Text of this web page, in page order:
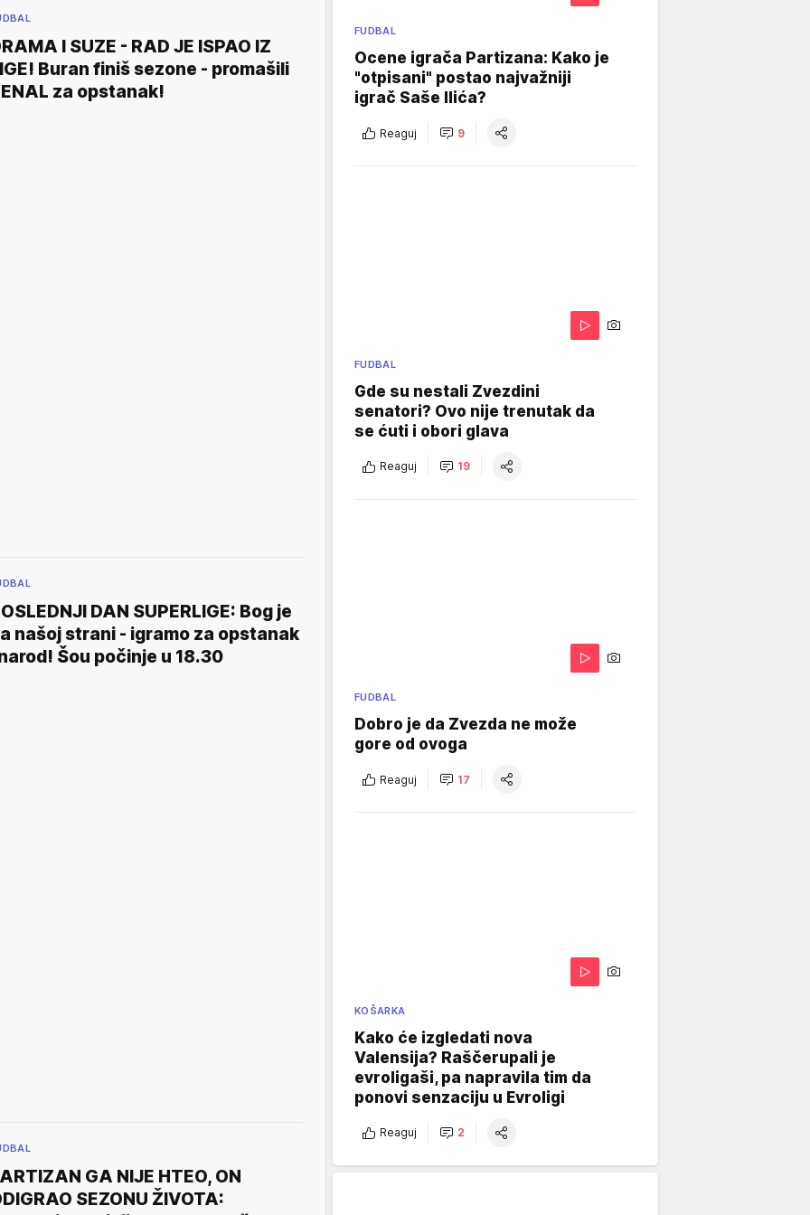
I SUZE - RAD JE ISPAO IZ
Buran finiš sezone - promašili
za opstanak!
DAN SUPERLIGE: Bog je
našoj strani - igramo za opstanak
Šou počinje u 18.30
GA NIJE HTEO, ON
SEZONU ŽIVOTA:
FUDBAL
Ocene igrača Partizana: Kako je
"otpisani" postao najvažniji
igrač Saše Ilića?
Reaguj 9
FUDBAL
Gde su nestali Zvezdini
senatori? Ovo nije trenutak da
se ćuti i obori glava
Reaguj 19
FUDBAL
Dobro je da Zvezda ne može
gore od ovoga
Reaguj 17
KOŠARKA
Kako će izgledati nova
Valensija? Raščerupali je
evroligaši, pa napravila tim da
ponovi senzaciju u Evroligi
Reaguj 2